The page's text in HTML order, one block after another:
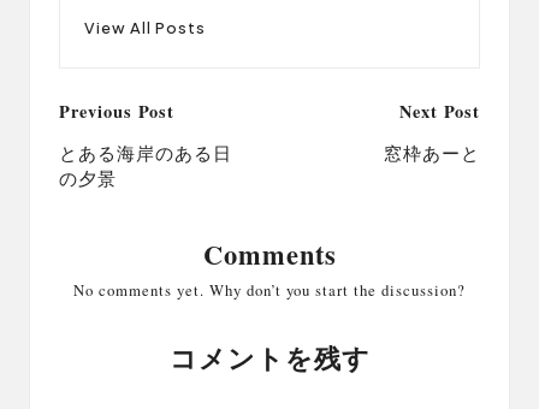
View All Posts
Post
navigation
Previous Post
とある海岸のある日
の夕景
Next Post
窓枠あーと
Comments
No comments yet. Why don’t you start the discussion?
コメントを残す